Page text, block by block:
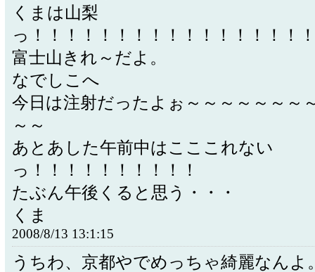
くまは山梨
っ！！！！！！！！！！！！！！！！
富士山きれ～だよ。
なでしこへ
今日は注射だったよぉ～～～～～～～
～～
あとあした午前中はこここれない
っ！！！！！！！！！！
たぶん午後くると思う・・・
くま
2008/8/13 13:1:15
うちわ、京都やでめっちゃ綺麗なんよ